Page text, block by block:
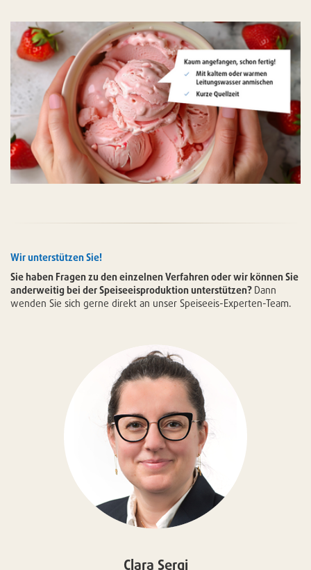
Wir unterstützen Sie!
Sie haben Fragen zu den einzelnen Verfahren oder wir können Sie
anderweitig bei der Speiseeisproduktion unterstützen? Dann
wenden Sie sich gerne direkt an unser Speiseeis-Experten-Team.
Clara Sergi